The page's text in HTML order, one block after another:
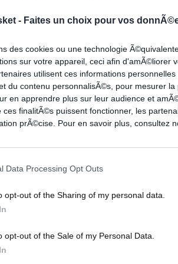
- Faites un choix pour vos
des cookies ou une technologie
sur votre appareil, ceci afin d'amÃ©liorer
utilisent ces informations
du contenu personnalisÃ©s, pour mesurer
en apprendre plus sur leur audience et
ces finalitÃ©s puissent fonctionner, les
prÃ©cise. Pour en savoir plus, consultez
Data Processing Opt Outs
opt-out of the Sharing of my personal data.
opt-out of the Sale of my Personal Data.
voyons ça et c’est très
intéressant, c’est le fait qu’ils
(de progresser). Il faut
des joueurs qui croient les uns
ont fait, surtout avec les
de Corey. Habituellement, il
qui jouent ensemble depuis
Lakers,Julius Randle,
un aperçu du talent qu’on lui